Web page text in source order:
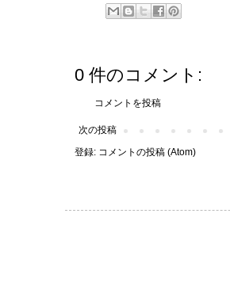
0 件のコメント:
コメントを投稿
次の投稿
登録: コメントの投稿 (Atom)